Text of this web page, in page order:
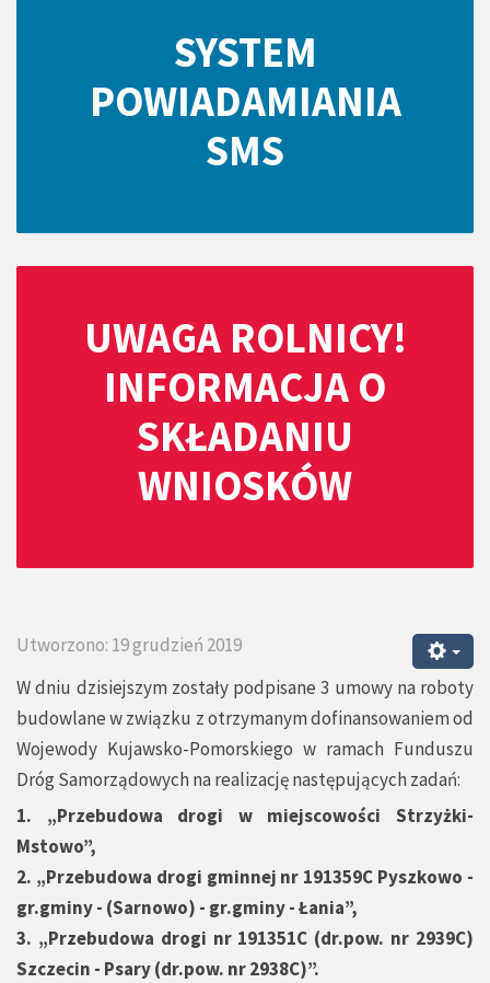
SYSTEM
POWIADAMIANIA
SMS
UWAGA ROLNICY!
INFORMACJA O
SKŁADANIU
WNIOSKÓW
Utworzono: 19 grudzień 2019
W dniu dzisiejszym zostały podpisane 3 umowy na roboty
budowlane w związku z otrzymanym dofinansowaniem od
Wojewody Kujawsko-Pomorskiego w ramach Funduszu
Dróg Samorządowych na realizację następujących zadań:
1. „Przebudowa drogi w miejscowości Strzyżki-
Mstowo”,
2. „Przebudowa drogi gminnej nr 191359C Pyszkowo -
gr.gminy - (Sarnowo) - gr.gminy - Łania”,
3. „Przebudowa drogi nr 191351C (dr.pow. nr 2939C)
Szczecin - Psary (dr.pow. nr 2938C)”.